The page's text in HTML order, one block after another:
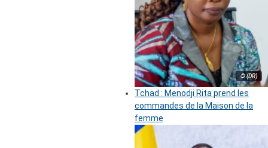
© (DR)
Tchad : Menodji Rita prend les
commandes de la Maison de la
femme